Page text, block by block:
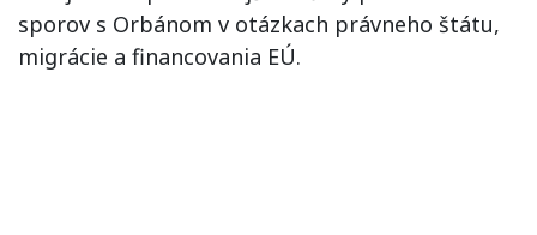
sporov s Orbánom v otázkach právneho štátu,
migrácie a financovania EÚ.